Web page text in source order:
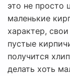
это не просто
маленькие
характер,
пустые
получится
делать хоть